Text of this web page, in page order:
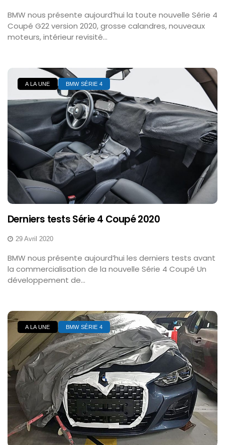
BMW nous présente aujourd’hui la toute nouvelle Série 4
Coupé G22 version 2020, grosse calandres, nouveaux
moteurs, intérieur revisité...
A LA UNE BMW SÉRIE 4
Derniers tests Série 4 Coupé 2020
29 Avril 2020
BMW nous présente aujourd’hui les derniers tests avant
la commercialisation de la nouvelle Série 4 Coupé Un
développement de...
A LA UNE BMW SÉRIE 4